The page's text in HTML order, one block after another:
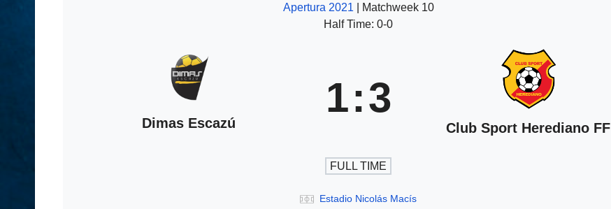
Apertura 2021
| Matchweek 10
Half Time: 0-0
Dimas Escazú
1:3
Club Sport Herediano FF
FULL TIME
Estadio Nicolás Macís